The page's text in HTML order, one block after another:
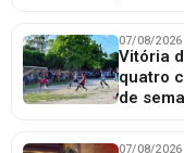
07/08/2026
Vitória
quatro
de
07/08/2026